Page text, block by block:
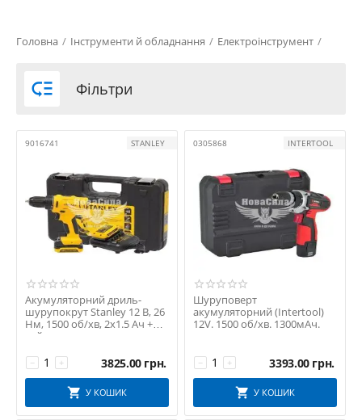
Головна / Інструменти й обладнання / Електроінструмент /
 Фільтри
9016741 STANLEY
Акумуляторний дриль-
шурупокрут Stanley 12 В, 26
Нм, 1500 об/хв, 2х1.5 Ач +
кейс
+
− 3825.00 грн.
У КОШИК
0305868 INTERTOOL
Шуруповерт
акумуляторний (Intertool)
12V. 1500 об/хв. 1300мАч.
+
− 3393.00 грн.
У КОШИК